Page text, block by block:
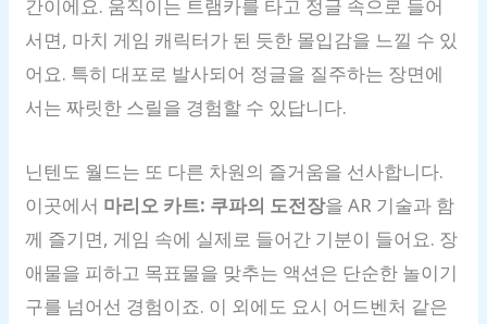
간이에요. 움직이는 트램카를 타고 정글 속으로 들어
서면, 마치 게임 캐릭터가 된 듯한 몰입감을 느낄 수 있
어요. 특히 대포로 발사되어 정글을 질주하는 장면에
서는 짜릿한 스릴을 경험할 수 있답니다.
닌텐도 월드는 또 다른 차원의 즐거움을 선사합니다.
이곳에서 마리오 카트: 쿠파의 도전장을 AR 기술과 함
께 즐기면, 게임 속에 실제로 들어간 기분이 들어요. 장
애물을 피하고 목표물을 맞추는 액션은 단순한 놀이기
구를 넘어선 경험이죠. 이 외에도 요시 어드벤처 같은